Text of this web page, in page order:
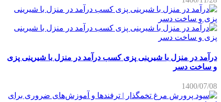
درآمد در منزل با شیرینی پزی کسب درآمد در منزل با شیرینی پزی
و ساخت دسر
1400/07/08